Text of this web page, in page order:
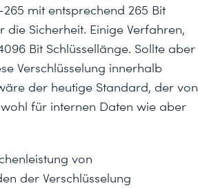
mit entsprechend 265 Bit
Sicherheit. Einige Verfahren,
Bit Schlüssellänge. Sollte aber
Verschlüsselung innerhalb
der heutige Standard, der von
für internen Daten wie aber
von
der Verschlüsselung